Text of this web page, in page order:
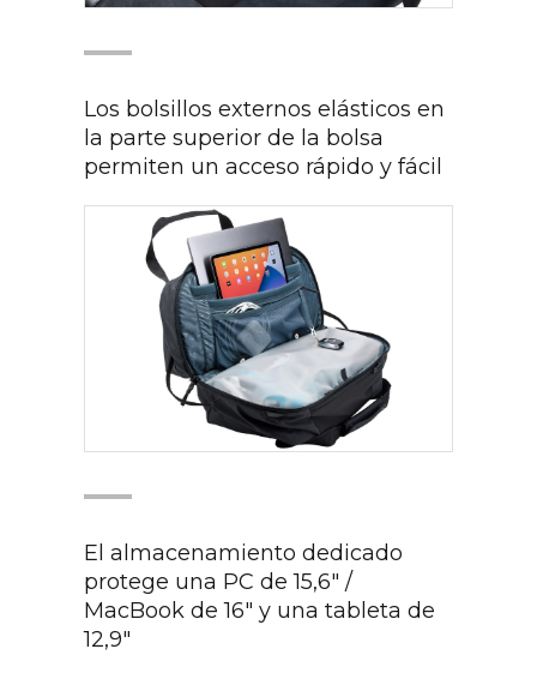
Los bolsillos externos elásticos en
la parte superior de la bolsa
permiten un acceso rápido y fácil
El almacenamiento dedicado
protege una PC de 15,6" /
MacBook de 16" y una tableta de
12,9"